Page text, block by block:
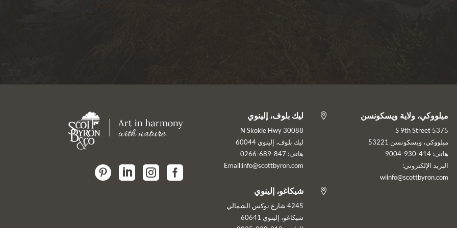




 ليك بلوف، إلينوي
30088 N Skokie Hwy
ليك بلوف، إلينوي 60044
هاتف: 847-689-0266
Email:info@scottbyron.com
 شيكاغو، إلينوي
4245 شارع نوكس الشمالي
شيكاغو، إلينوي 60641
ميلووكي، ولاية ويسكونسن
5375 S 9th Street
ميلووكي، ويسكونسن 53221
هاتف: 414-930-9004
البريد الإلكتروني:
wiinfo@scottbyron.com